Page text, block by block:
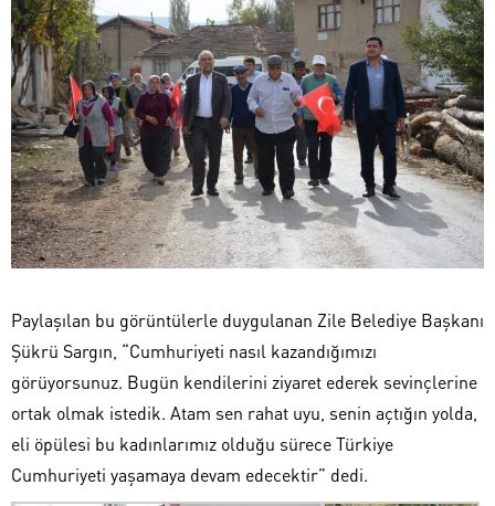
Paylaşılan bu görüntülerle duygulanan Zile Belediye Başkanı
Şükrü Sargın, “Cumhuriyeti nasıl kazandığımızı
görüyorsunuz. Bugün kendilerini ziyaret ederek sevinçlerine
ortak olmak istedik. Atam sen rahat uyu, senin açtığın yolda,
eli öpülesi bu kadınlarımız olduğu sürece Türkiye
Cumhuriyeti yaşamaya devam edecektir” dedi.